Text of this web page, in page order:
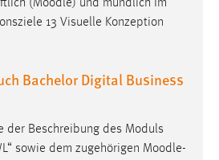
(Moodle) und mündlich Im
13 Visuelle Konzeption
Bachelor Digital Business
der Beschreibung des Moduls
sowie dem zugehörigen Moodle-